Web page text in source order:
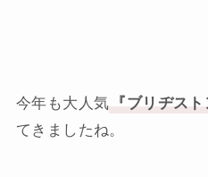
今年も大人気 『ブリヂスト
てきましたね。